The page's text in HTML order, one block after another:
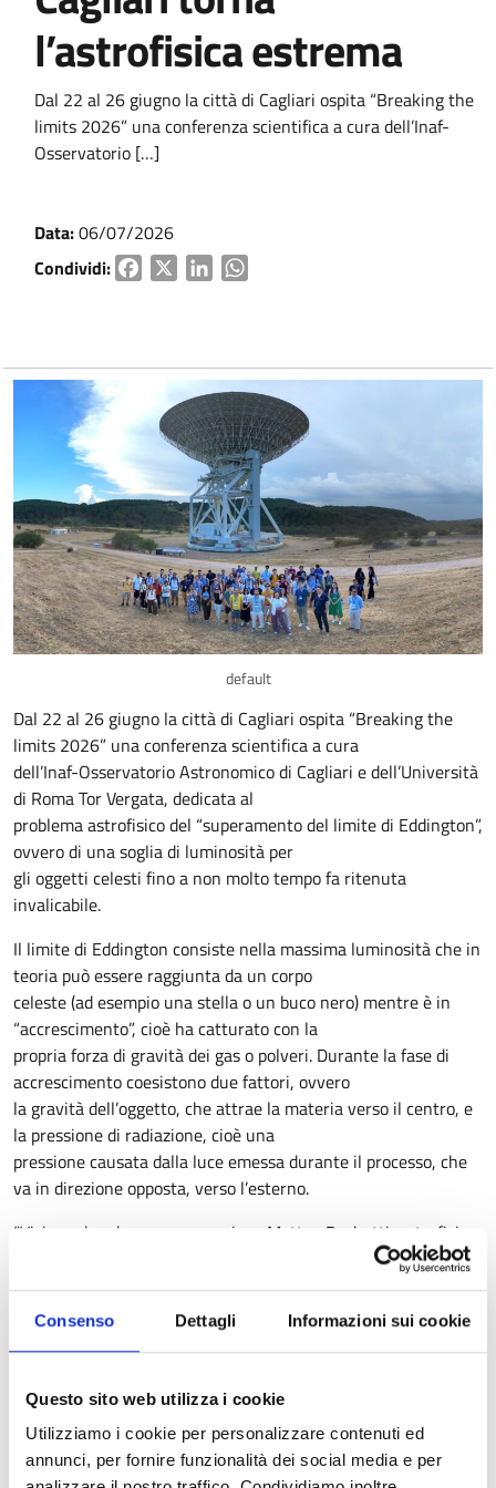
Consenso Dettagli Informazioni sui cookie
Questo sito web utilizza i cookie
Utilizziamo i cookie per personalizzare contenuti ed
annunci, per fornire funzionalità dei social media e per
l’astrofisica estrema
Dal 22 al 26 giugno la città di Cagliari ospita “Breaking the
limits 2026” una conferenza scientifica a cura dell’Inaf-
Osservatorio […]
Data:06/07/2026
Condividi:
Facebook LinkedIn
default
Dal 22 al 26 giugno la città di Cagliari ospita “Breaking the
limits 2026” una conferenza scientifica a cura
dell’Inaf-Osservatorio Astronomico di Cagliari e dell’Università
di Roma Tor Vergata, dedicata al
problema astrofisico del “superamento del limite di Eddington”,
ovvero di una soglia di luminosità per
gli oggetti celesti fino a non molto tempo fa ritenuta
invalicabile.
Il limite di Eddington consiste nella massima luminosità che in
teoria può essere raggiunta da un corpo
celeste (ad esempio una stella o un buco nero) mentre è in
“accrescimento”, cioè ha catturato con la
propria forza di gravità dei gas o polveri. Durante la fase di
accrescimento coesistono due fattori, ovvero
la gravità dell’oggetto, che attrae la materia verso il centro, e
la pressione di radiazione, cioè una
pressione causata dalla luce emessa durante il processo, che
va in direzione opposta, verso l’esterno.
“Vicino ad un buco nero, – spiega Matteo Bachetti, astrofisico
conferenza – le particelle dei gas che stanno per caderci
dentro iniziano a scontrarsi, a scaldarsi, e ad
emettere luce, tanta più luce quanta più materia c’è. In teoria,
da questa materia è capace di spazzare via il gas in eccesso
limitando in questo modo l’afflusso di materia verso il buco
nero. Questo limite si chiama Limite di